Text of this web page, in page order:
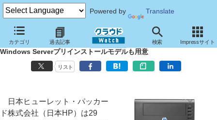
Powered by Translate
カテゴリ 過去記事 検索 Impressサイト
日本HP、基本性能を向上させた超小型サーバー「ProLiant
MicroServer」
Windows Serverプリインストールモデルも用意
リスト
日本ヒューレット・パッカー
ド株式会社（日本HP）は29